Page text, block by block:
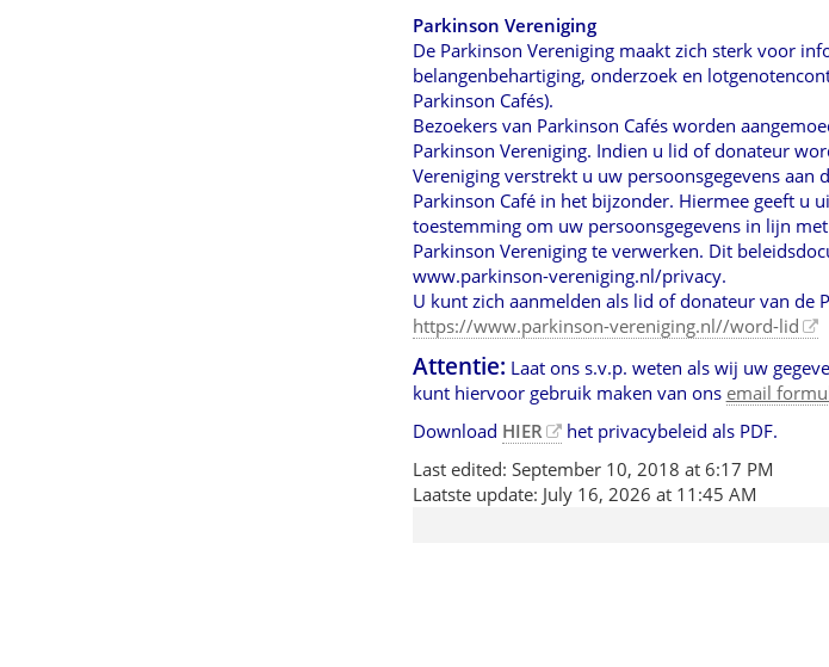
Parkinson Vereniging
De Parkinson Vereniging maakt zich sterk voor
belangenbehartiging, onderzoek en
Parkinson Cafés).
Bezoekers van Parkinson Cafés worden
Parkinson Vereniging. Indien u lid of donateur
Vereniging verstrekt u uw persoonsgegevens aan
Parkinson Café in het bijzonder. Hiermee geeft u
toestemming om uw persoonsgegevens in lijn
Parkinson Vereniging te verwerken. Dit
www.parkinson-vereniging.nl/privacy.
U kunt zich aanmelden als lid of donateur van de
https://www.parkinson-vereniging.nl//word-lid
Attentie: Laat ons s.v.p. weten als wij uw
kunt hiervoor gebruik maken van ons email
Download HIER
het privacybeleid als PDF.
Last edited: September 10, 2018 at 6:17 PM
Laatste update: July 16, 2026 at 11:45 AM